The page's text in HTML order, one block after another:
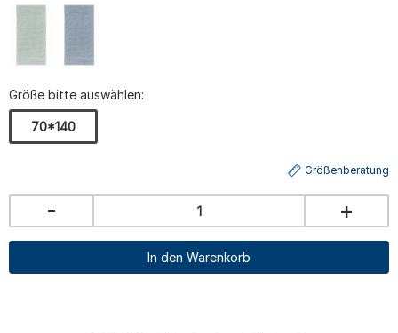
Größe bitte auswählen:
70*140
Größenberatung
- +
In den Warenkorb